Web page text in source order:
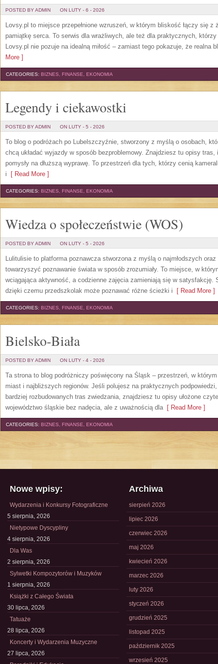
POSTED BY ADMIN ON LUTY - 6 - 2026
Lovsy.pl to miejsce przepełnione wzruszeń, w którym bliskość łączy się
pamiątkę serca. To serwis dla wrażliwych, ale też dla praktycznych, którzy
Lovsy.pl nie pozuje na idealną miłość – zamiast tego pokazuje, że realna
More ]
CATEGORIES: BIZNES, FINANSE, EKONOMIA
Legendy i ciekawostki
POSTED BY ADMIN ON LUTY - 5 - 2026
To blog o podróżach po Lubelszczyźnie, stworzony z myślą o osobach,
chcą układać wyjazdy w sposób bezproblemowy. Znajdziesz tu opisy
pomysły na dłuższą wyprawę. To przestrzeń dla tych, którzy cenią
i [ Read More ]
CATEGORIES: BIZNES, FINANSE, EKONOMIA
Wiedza o społeczeństwie (WOS)
POSTED BY ADMIN ON LUTY - 5 - 2026
Lulitulisie to platforma poznawcza stworzona z myślą o najmłodszych
towarzyszyć poznawanie świata w sposób zrozumiały. To miejsce, w
wciągająca aktywność, a codzienne zajęcia zamieniają się w satysfakcję.
dzięki czemu przedszkolak może poznawać różne ścieżki i [ Read More ]
CATEGORIES: BIZNES, FINANSE, EKONOMIA
Bielsko-Biała
POSTED BY ADMIN ON LUTY - 4 - 2026
Ta strona to blog podróżniczy poświęcony na Śląsk – przestrzeń, w
miast i najbliższych regionów. Jeśli polujesz na praktycznych
bardziej rozbudowanych tras zwiedzania, znajdziesz tu opisy ułożone
województwo śląskie bez nadęcia, ale z uważnością dla[ Read More ]
CATEGORIES: BIZNES, FINANSE, EKONOMIA
Nowe wpisy:
Wydarzenia i Konkursy Fotograficzne
5 sierpnia, 2026
Nietypowe Dyscypliny
4 sierpnia, 2026
Dla Was
2 sierpnia, 2026
Sylwetki Kompozytorów i Muzyków
1 sierpnia, 2026
Książki z Całego Świata
30 lipca, 2026
Tatuaże
28 lipca, 2026
Koncerty i Wydarzenia Muzyczne
27 lipca, 2026
Archiwa
sierpień 2026
lipiec 2026
czerwiec 2026
maj 2026
kwiecień 2026
marzec 2026
luty 2026
styczeń 2026
grudzień 2025
listopad 2025
październik 2025
wrzesień 2025